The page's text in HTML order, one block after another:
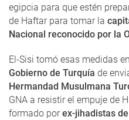
egipcia para que estén
de Haftar para tomar la
Nacional reconocido por la
El-Sisi tomó esas medidas
Gobierno de Turquía de
Hermandad Musulmana
GNA a resistir el empuje de
formado porex-jihadistas